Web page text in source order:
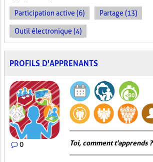
Participation active (6) Partage (13)
Outil électronique (4)
PROFILS D'APPRENANTS
0 Toi, comment t'apprends ?